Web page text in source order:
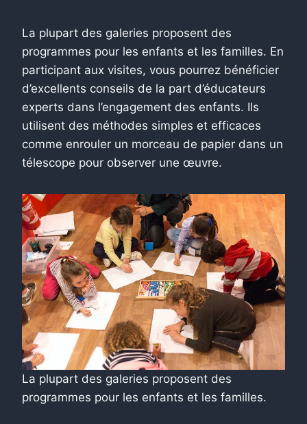
La plupart des galeries proposent des
programmes pour les enfants et les familles. En
participant aux visites, vous pourrez bénéficier
d’excellents conseils de la part d’éducateurs
experts dans l’engagement des enfants. Ils
utilisent des méthodes simples et efficaces
comme enrouler un morceau de papier dans un
télescope pour observer une œuvre.
La plupart des galeries proposent des
programmes pour les enfants et les familles.